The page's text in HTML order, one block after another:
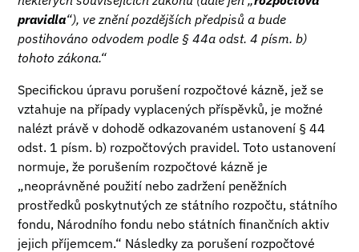
pravidla“), ve znění pozdějších předpisů a bude
postihováno odvodem podle § 44a odst. 4 písm. b)
tohoto zákona.“
Specifickou úpravu porušení rozpočtové kázně, jež se
vztahuje na případy vyplacených příspěvků, je možné
nalézt právě v dohodě odkazovaném ustanovení § 44
odst. 1 písm. b) rozpočtových pravidel. Toto ustanovení
normuje, že porušením rozpočtové kázně je
„neoprávněné použití nebo zadržení peněžních
prostředků poskytnutých ze státního rozpočtu, státního
fondu, Národního fondu nebo státních finančních aktiv
jejich příjemcem.“ Následky za porušení rozpočtové